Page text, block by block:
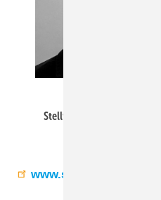
Stellvertretender
www.schiessl-kaelte.de